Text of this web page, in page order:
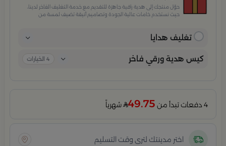
حوّل منتجك إلى هدية راقية جاهزة للتقديم مع خدمة التغليف الفاخر لدينا،
حيث نستخدم خامات عالية الجودة وتصاميم أنيقة تضيف لمسة من
تغليف هدايا
كيس هدية ورقي فاخر 4 الخيارات
4 دفعات تبدأ من 49.75 شهرياً
اختر مدينتك لترى وقت التسليم